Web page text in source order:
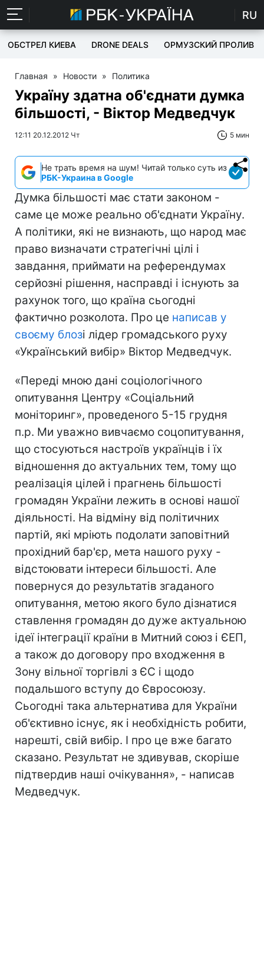
RU
ОБСТРЕЛ КИЕВА DRONE DEALS ОРМУЗСКИЙ ПРОЛИВ
Главная » Новости » Политика
Україну здатна об'єднати думка
більшості, - Віктор Медведчук
12:11 20.12.2012 Чт 5 мин
Не трать время на шум! Читай только суть из
РБК-Украина в Google
Думка більшості має стати законом -
саме це може реально об'єднати Україну.
А політики, які не визнають, що народ має
право визначати стратегічні цілі і
завдання, приймати на референдумах
серйозні рішення, насправді і існують за
рахунок того, що країна сьогодні
фактично розколота. Про це написав у
своєму блозі лідер громадського руху
«Український вибір» Віктор Медведчук.
«Переді мною дані соціологічного
опитування Центру «Соціальний
моніторинг», проведеного 5-15 грудня
п.р. Ми уважно вивчаємо соцопитування,
що стосуються настроїв українців і їх
відношення до актуальних тем, тому що
реалізація цілей і прагнень більшості
громадян України лежить в основі нашої
діяльності. На відміну від політичних
партій, які мріють подолати заповітний
прохідний бар'єр, мета нашого руху -
відстоювати інтереси більшості. Але
повернуся до результатів згаданого
опитування, метою якого було дізнатися
ставлення громадян до дуже актуальною
ідеї інтеграції країни в Митний союз і ЄЕП,
а також до договору про входження в
Зону вільної торгівлі з ЄС і щодо
подальшого вступу до Євросоюзу.
Сьогодні така альтернатива для України
об'єктивно існує, як і необхідність робити,
нарешті, свій вибір. І про це вже багато
сказано. Результат не здивував, скоріше
підтвердив наші очікування», - написав
Медведчук.